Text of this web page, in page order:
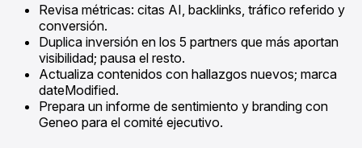
Revisa métricas: citas AI, backlinks, tráfico referido y
conversión.
Duplica inversión en los 5 partners que más aportan
visibilidad; pausa el resto.
Actualiza contenidos con hallazgos nuevos; marca
dateModified.
Prepara un informe de sentimiento y branding con
Geneo para el comité ejecutivo.